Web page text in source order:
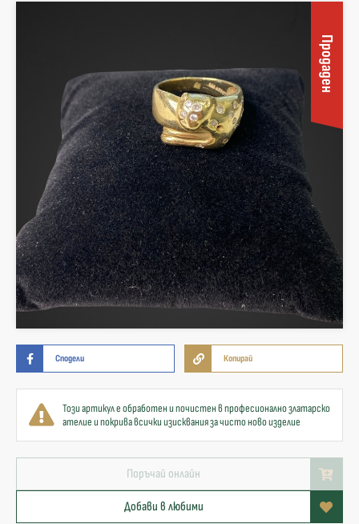
Продаден
Сподели Копирай
Този артикул е обработен и почистен в професионално златарско
ателие и покрива всички изисквания за чисто ново изделие
Поръчай онлайн
Добави в любими